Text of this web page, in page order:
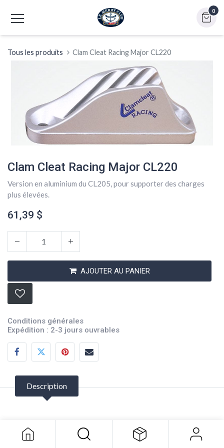
0
Tous les produits Clam Cleat Racing Major CL220
Clam Cleat Racing Major CL220
Version en aluminium du CL205, pour supporter des charges
plus élevées.
61,39 $
AJOUTER AU PANIER
Conditions générales
Expédition : 2-3 jours ouvrables
Description